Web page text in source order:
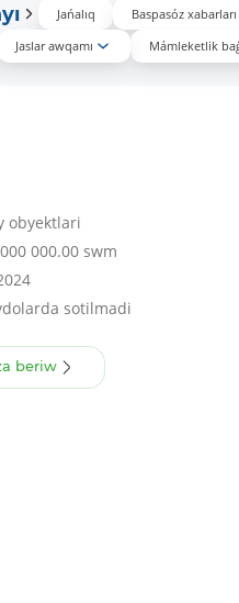
Jańalıq Baspasóz xabarları
Jaslar awqamı Mámleketlik
obyektlari
000.00 swm
sotilmadi
beriw